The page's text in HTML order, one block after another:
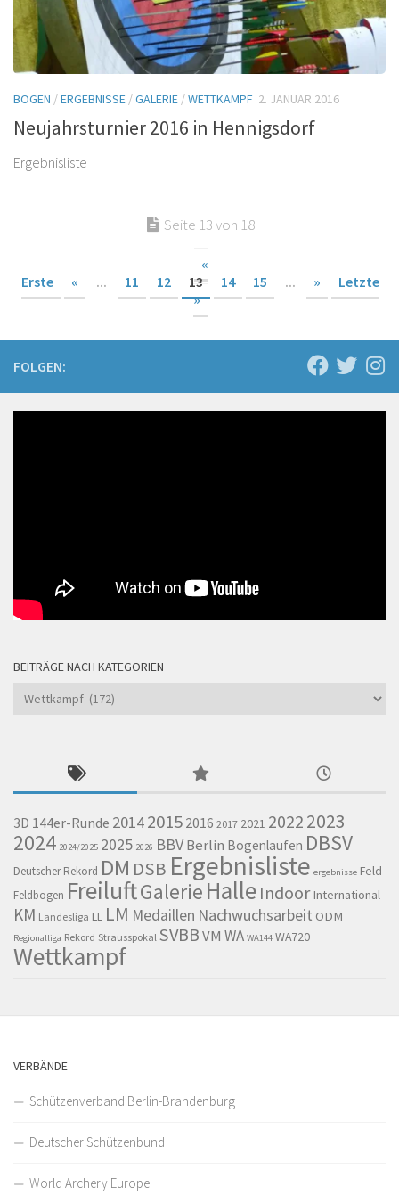
BOGEN /ERGEBNISSE /GALERIE /WETTKAMPF 2. JANUAR 2016
Neujahrsturnier 2016 in Hennigsdorf
Ergebnisliste
Seite 13 von 18
«
Erste
« ... 11 12 13 14 15 ... »
Letzte
»
FOLGEN:
BEITRÄGE NACH KATEGORIEN
Beiträge
3D 144er-Runde 20142015 2016 2017 2021 20222023
2024 2024/2025 2025 2026 BBVBerlin Bogenlaufen DBSV
Deutscher Rekord DM DSB Ergebnisliste ergebnisse Feld
Feldbogen FreiluftGalerie Halle Indoor International
KM Landesliga LL LM Medaillen Nachwuchsarbeit ODM
Regionalliga Rekord Strausspokal SVBBVM WA WA144 WA720
Wettkampf
VERBÄNDE
Schützenverband Berlin-Brandenburg
Deutscher Schützenbund
World Archery Europe